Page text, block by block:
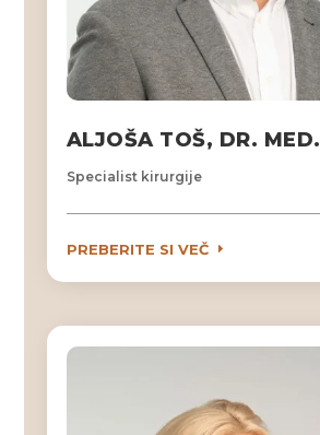
ALJOŠA TOŠ, DR. MED.
Specialist kirurgije
PREBERITE SI VEČ